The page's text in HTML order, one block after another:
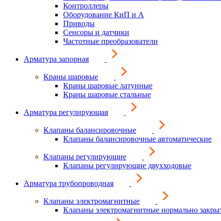
Контроллеры
Оборудование КиП и А
Приводы
Сенсоры и датчики
Частотные преобразователи
Арматура запорная
Краны шаровые
Краны шаровые латунные
Краны шаровые стальные
Арматура регулирующая
Клапаны балансировочные
Клапаны балансировочные автоматические
Клапаны регулирующие
Клапаны регулирующие двухходовые
Арматура трубопроводная
Клапаны электромагнитные
Клапаны электромагнитные нормально